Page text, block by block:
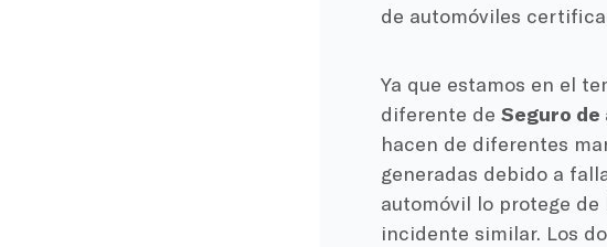
de automóviles
Ya que estamos en el
diferente de Seguro de
hacen de diferentes
generadas debido a
automóvil lo protege
incidente similar. Los